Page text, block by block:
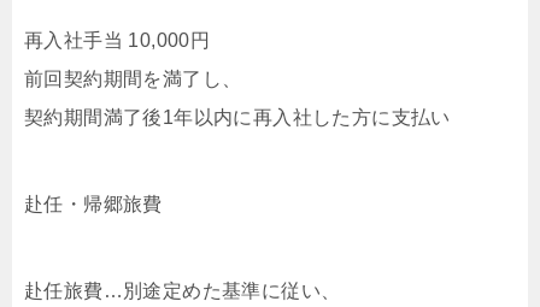
再入社手当 10,000円
前回契約期間を満了し、
契約期間満了後1年以内に再入社した方に支払い
赴任・帰郷旅費
赴任旅費…別途定めた基準に従い、